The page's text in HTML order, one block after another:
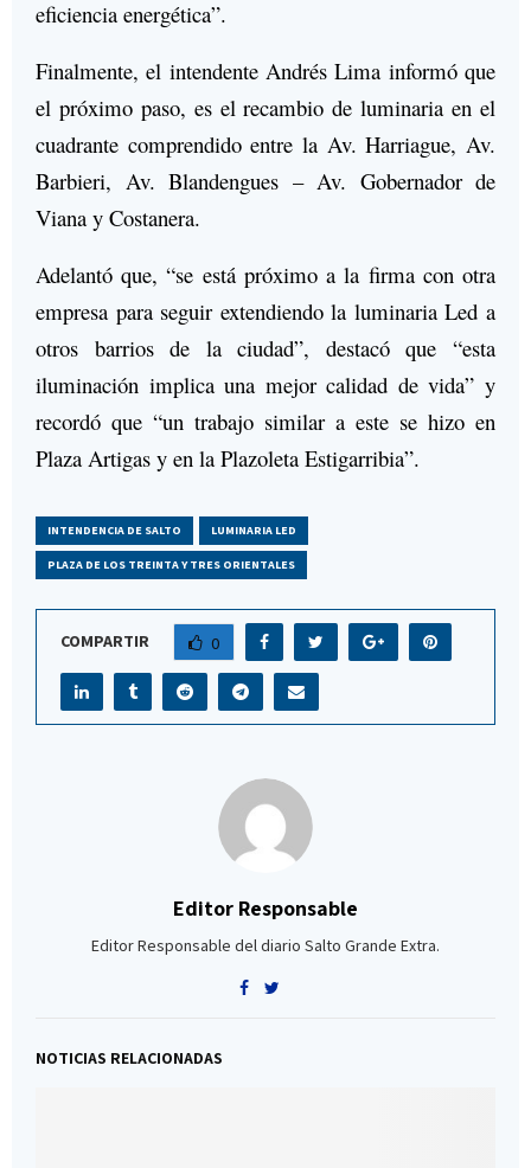
eficiencia energética”.
Finalmente, el intendente Andrés Lima informó que
el próximo paso, es el recambio de luminaria en el
cuadrante comprendido entre la Av. Harriague, Av.
Barbieri, Av. Blandengues – Av. Gobernador de
Viana y Costanera.
Adelantó que, “se está próximo a la firma con otra
empresa para seguir extendiendo la luminaria Led a
otros barrios de la ciudad”, destacó que “esta
iluminación implica una mejor calidad de vida” y
recordó que “un trabajo similar a este se hizo en
Plaza Artigas y en la Plazoleta Estigarribia”.
INTENDENCIA DE SALTO LUMINARIA LED
PLAZA DE LOS TREINTA Y TRES ORIENTALES
COMPARTIR 0
Editor Responsable
Editor Responsable del diario Salto Grande Extra.
NOTICIAS RELACIONADAS